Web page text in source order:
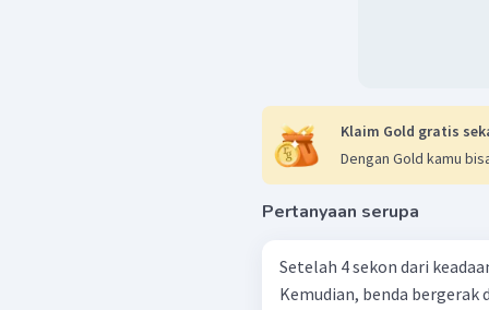
Klaim Gold gratis
Dengan Gold kamu
Pertanyaan serupa
Setelah 4 sekon dari
Kemudian, benda